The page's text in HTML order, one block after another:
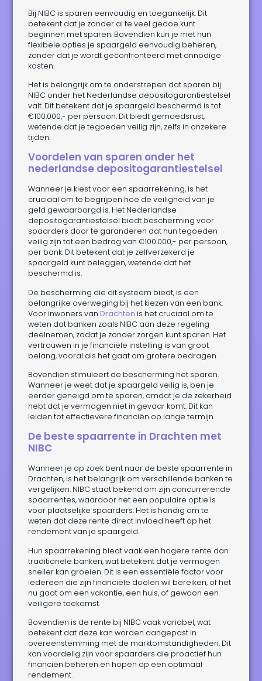
Bij NIBC is sparen eenvoudig en toegankelijk. Dit
betekent dat je zonder al te veel gedoe kunt
beginnen met sparen. Bovendien kun je met hun
flexibele opties je spaargeld eenvoudig beheren,
zonder dat je wordt geconfronteerd met onnodige
kosten.
Het is belangrijk om te onderstrepen dat sparen bij
NIBC onder het Nederlandse depositogarantiestelsel
valt. Dit betekent dat je spaargeld beschermd is tot
€100.000,- per persoon. Dit biedt gemoedsrust,
wetende dat je tegoeden veilig zijn, zelfs in onzekere
tijden.
Voordelen van sparen onder het
nederlandse depositogarantiestelsel
Wanneer je kiest voor een spaarrekening, is het
cruciaal om te begrijpen hoe de veiligheid van je
geld gewaarborgd is. Het Nederlandse
depositogarantiestelsel biedt bescherming voor
spaarders door te garanderen dat hun tegoeden
veilig zijn tot een bedrag van €100.000,- per persoon,
per bank. Dit betekent dat je zelfverzekerd je
spaargeld kunt beleggen, wetende dat het
beschermd is.
De bescherming die dit systeem biedt, is een
belangrijke overweging bij het kiezen van een bank.
Voor inwoners van Drachten is het cruciaal om te
weten dat banken zoals NIBC aan deze regeling
deelnemen, zodat je zonder zorgen kunt sparen. Het
vertrouwen in je financiële instelling is van groot
belang, vooral als het gaat om grotere bedragen.
Bovendien stimuleert de bescherming het sparen.
Wanneer je weet dat je spaargeld veilig is, ben je
eerder geneigd om te sparen, omdat je de zekerheid
hebt dat je vermogen niet in gevaar komt. Dit kan
leiden tot effectievere financiën op lange termijn.
De beste spaarrente in Drachten met
NIBC
Wanneer je op zoek bent naar de beste spaarrente in
Drachten, is het belangrijk om verschillende banken te
vergelijken. NIBC staat bekend om zijn concurrerende
spaarrentes, waardoor het een populaire optie is
voor plaatselijke spaarders. Het is handig om te
weten dat deze rente direct invloed heeft op het
rendement van je spaargeld.
Hun spaarrekening biedt vaak een hogere rente dan
traditionele banken, wat betekent dat je vermogen
sneller kan groeien. Dit is een essentiële factor voor
iedereen die zijn financiële doelen wil bereiken, of het
nu gaat om een vakantie, een huis, of gewoon een
veiligere toekomst.
Bovendien is de rente bij NIBC vaak variabel, wat
betekent dat deze kan worden aangepast in
overeenstemming met de marktomstandigheden. Dit
kan voordelig zijn voor spaarders die proactief hun
financiën beheren en hopen op een optimaal
rendement.